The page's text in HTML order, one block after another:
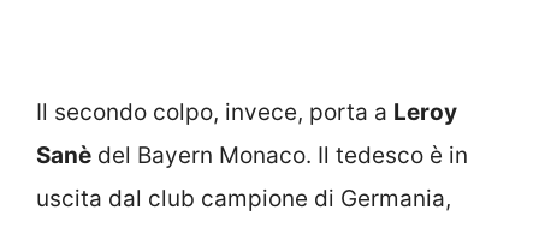
Il secondo colpo, invece, porta a Leroy
Sanè del Bayern Monaco. Il tedesco è in
uscita dal club campione di Germania,